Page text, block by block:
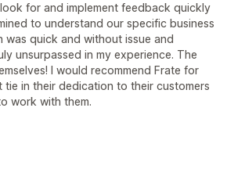
for and implement feedback quickly
to understand our specific business
was quick and without issue and
unsurpassed in my experience. The
I would recommend Frate for
tie in their dedication to their customers
work with them.